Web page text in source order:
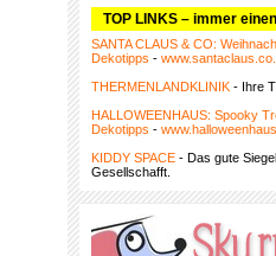
TOP LINKS – immer
SANTA CLAUS & CO:
Dekotipps -
THERMENLANDKLINIK - Ihre
HALLOWEENHAUS: Spooky
Dekotipps -
KIDDY SPACE - Das gute
Gesellschafft.